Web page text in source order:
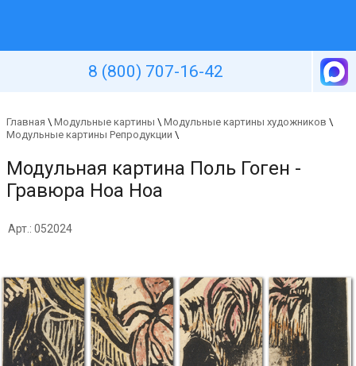
8 (800) 707-16-42
Главная \ Модульные картины \ Модульные картины художников \
Модульные картины Репродукции \
Модульная картина Поль Гоген -
Гравюра Ноа Ноа
Арт.: 052024